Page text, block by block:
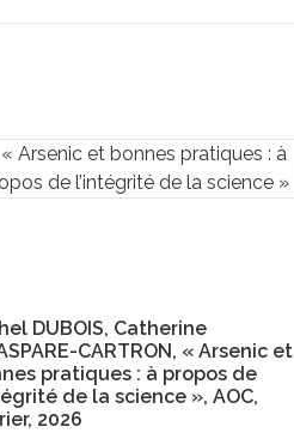
DUBOIS, Catherine
CARTRON, « Arsenic et
pratiques : à propos de
de la science », AOC,
, 2026